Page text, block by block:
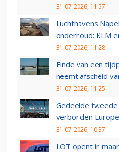
31-07-2026, 11:57
Luchthavens
onderhoud: KLM
31-07-2026, 11:28
Einde van een
neemt afscheid
31-07-2026, 11:25
Gedeelde tweede
verbonden
31-07-2026, 10:37
LOT opent in